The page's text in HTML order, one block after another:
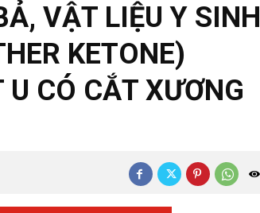
VẬT LIỆU Y SINH
KETONE)
CÓ CẮT XƯƠNG